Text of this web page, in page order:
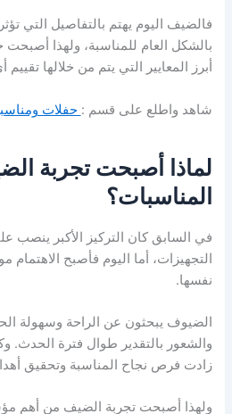
فالضيف اليوم يهتم بالتفاصيل التي
بالشكل العام للمناسبة، ولهذا
أبرز المعايير التي يتم من خلالها تقييم
شاهد واطلع على قسم : حفلات
لماذا أصبحت تجربة
المناسبات؟
في السابق كان التركيز الأكبر ينصب
التجهيزات، أما اليوم فأصبح الاهتمام
نفسها.
الضيوف يبحثون عن الراحة وسهولة
والشعور بالتقدير طوال فترة الحدث.
زادت فرص نجاح المناسبة وتحقيق
ولهذا أصبحت تجربة الضيف من أهم